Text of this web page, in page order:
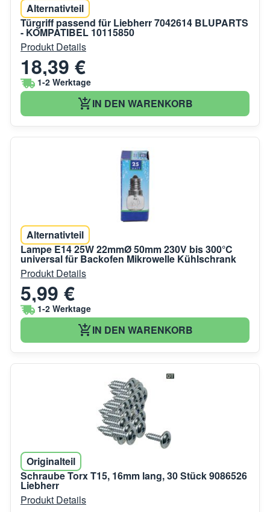
Alternativteil
Türgriff passend für Liebherr 7042614 BLUPARTS
- KOMPATIBEL 10115850
Produkt Details
18,39 €
1-2 Werktage
IN DEN WARENKORB
Alternativteil
Lampe E14 25W 22mmØ 50mm 230V bis 300°C
universal für Backofen Mikrowelle Kühlschrank
Produkt Details
5,99 €
1-2 Werktage
IN DEN WARENKORB
Originalteil
Schraube Torx T15, 16mm lang, 30 Stück 9086526
Liebherr
Produkt Details